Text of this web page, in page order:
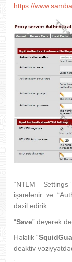
https://
“NTLM
işarələnir və
daxil edirik.
“Save” deyərək
Hələlik “
deaktiv